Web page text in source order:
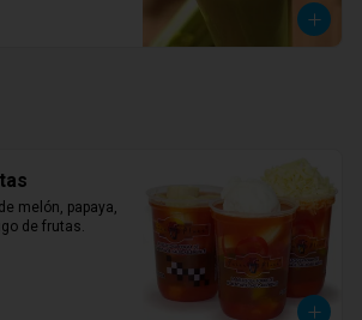
melón, papaya,
de frutas.